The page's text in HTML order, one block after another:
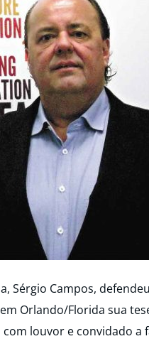
Sérgio Campos,
Orlando/Florida sua
com louvor e convidado